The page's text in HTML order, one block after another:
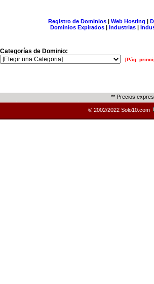
Registro de Dominios| Web Hosting |
Dominios Expirados | Industrias |
Categorías de Dominio:
[Pág.
** Precios
© 2002/2022 Solo10.com